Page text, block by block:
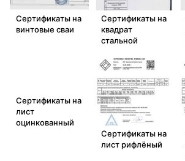
Сертификаты на
винтовые сваи
Сертификаты на
квадрат
стальной
Сертификаты на
лист
оцинкованный
Сертификаты на
лист рифлёный